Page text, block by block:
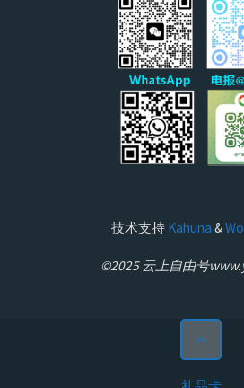
技术支持 Kahuna &
©2025 云上自由号